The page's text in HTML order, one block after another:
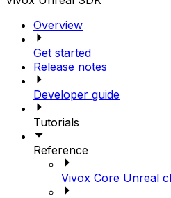
Overview
Get started
Release notes
Developer guide
Tutorials
Reference
Vivox Core Unreal